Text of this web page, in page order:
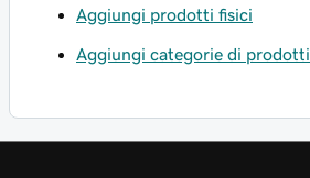
Aggiungi prodotti fisici
Aggiungi categorie di prodotti